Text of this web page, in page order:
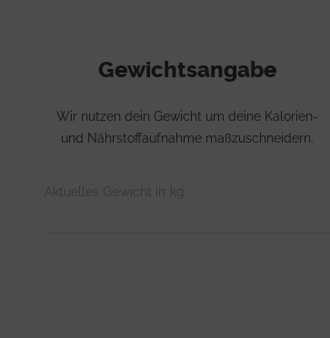
Gewichtsangabe
Wir nutzen dein Gewicht um deine Kalorien-
und Nährstoffaufnahme maßzuschneidern.
Aktuelles Gewicht in kg